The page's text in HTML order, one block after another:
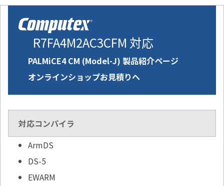
R7FA4M2AC3CFM 対応
PALMiCE4 CM (Model-J) 製品紹介ページ
オンラインショップお見積りへ
対応コンパイラ
ArmDS
DS-5
EWARM